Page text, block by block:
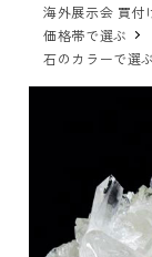
海外展示会 買付
価格帯で選ぶ
石のカラーで選ぶ